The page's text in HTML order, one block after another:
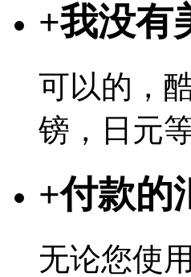
+我没有
可以的，
镑，日元
+付款的
无论您使